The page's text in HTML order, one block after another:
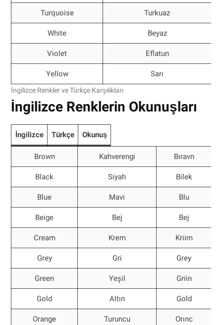
Turquoise Turkuaz
White Beyaz
Violet Eflatun
Yellow Sarı
İngilizce Renkler ve Türkçe Karşılıkları
İngilizce Renklerin Okunuşları
İngilizce Türkçe Okunuş
Brown Kahverengi Bıravn
Black Siyah Bilek
Blue Mavi Blu
Beige Bej Bej
Cream Krem Kriim
Grey Gri Grey
Green Yeşil Griin
Gold Altın Gold
Orange Turuncu Orınc